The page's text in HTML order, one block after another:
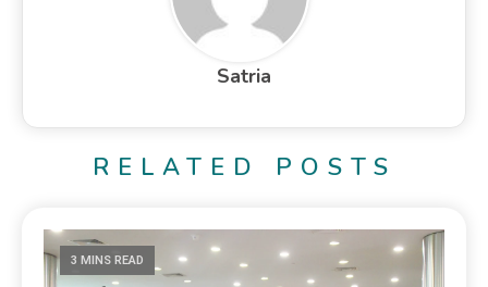
Satria
RELATED POSTS
3 MINS READ